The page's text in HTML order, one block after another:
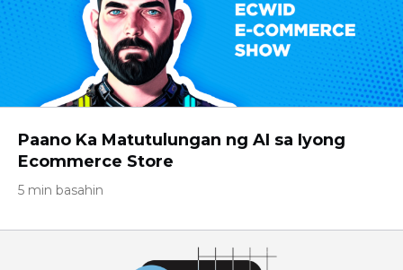
Paano Ka Matutulungan ng AI sa Iyong
Ecommerce Store
5 min basahin